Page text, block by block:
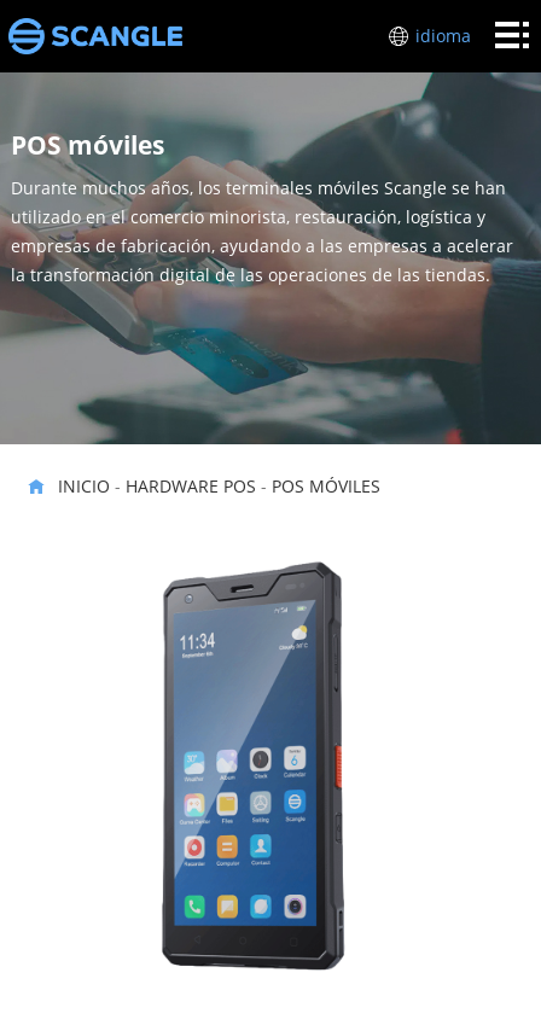
idioma
Inicio
POS
industrias
Sobre
mí
Soporte
técnico
Póngase
contacto
POS móviles
Durante muchos años, los terminales móviles Scangle se han
utilizado en el comercio minorista, restauración, logística y
empresas de fabricación, ayudando a las empresas a acelerar
la transformación digital de las operaciones de las tiendas.
INICIO - HARDWARE POS - POS MÓVILES